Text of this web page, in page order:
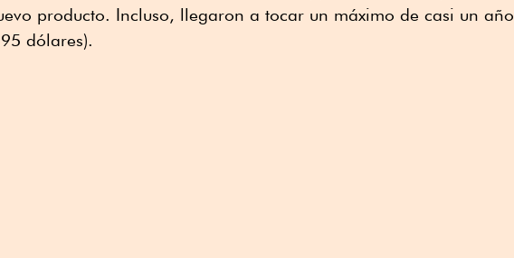
producto. Incluso, llegaron a tocar un máximo de casi un año
dólares).